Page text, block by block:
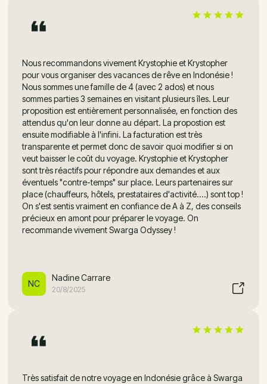
Nous recommandons vivement Krystophie et Krystopher
pour vous organiser des vacances de rêve en Indonésie !
Nous sommes une famille de 4 (avec 2 ados) et nous
sommes parties 3 semaines en visitant plusieurs îles. Leur
proposition est entièrement personnalisée, en fonction des
attendus qu'on leur donne au départ. La propostion est
ensuite modifiable à l'infini. La facturation est très
transparente et permet donc de savoir quoi modifier si on
veut baisser le coût du voyage. Krystophie et Krystopher
sont très réactifs pour répondre aux demandes et aux
éventuels "contre-temps" sur place. Leurs partenaires sur
place (chauffeurs, hôtels, prestataires d'activité....) sont top !
On s'est sentis vraiment en confiance de A à Z, des conseils
précieux en amont pour préparer le voyage. On
recommande vivement Swarga Odyssey !
NC
Nadine Carrare
20/8/2025
Très satisfait de notre voyage en Indonésie grâce à Swarga